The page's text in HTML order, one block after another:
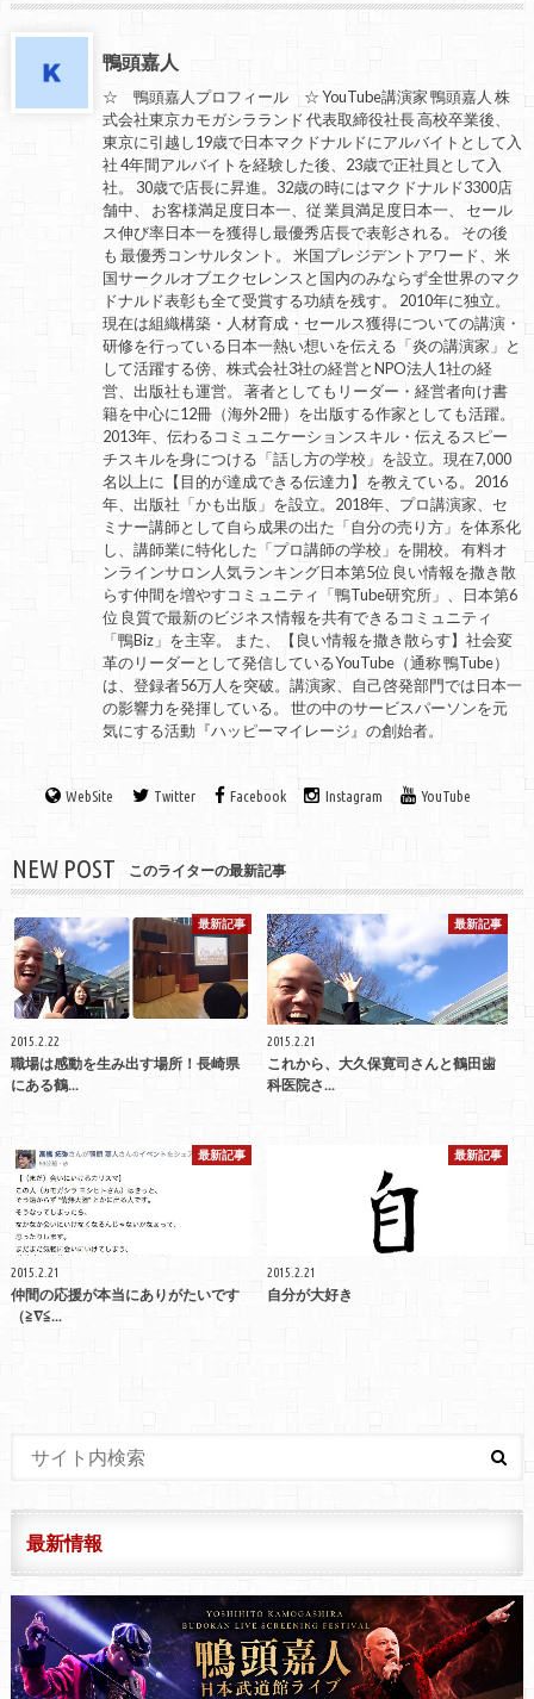
鴨頭嘉人
☆ 鴨頭嘉人プロフィール ☆ YouTube講演家 鴨頭嘉人 株
式会社東京カモガシラランド 代表取締役社長 高校卒業後、
東京に引越し19歳で日本マクドナルドにアルバイトとして入
社 4年間アルバイトを経験した後、23歳で正社員として入
社。 30歳で店長に昇進。32歳の時にはマクドナルド3300店
舗中、 お客様満足度日本一、従 業員満足度日本一、 セール
ス伸び率日本一を獲得し最優秀店長で表彰される。 その後
も 最優秀コンサルタント。 米国プレジデントアワード、米
国サークルオブエクセレンスと国内のみならず全世界のマク
ドナルド表彰も全て受賞する功績を残す。 2010年に独立。
現在は組織構築・人材育成・セールス獲得についての講演・
研修を行っている日本一熱い想いを伝える「炎の講演家」と
して活躍する傍、株式会社3社の経営とNPO法人1社の経
営、出版社も運営。 著者としてもリーダー・経営者向け書
籍を中心に12冊（海外2冊）を出版する作家としても活躍。
2013年、伝わるコミュニケーションスキル・伝えるスピー
チスキルを身につける「話し方の学校」を設立。現在7,000
名以上に【目的が達成できる伝達力】を教えている。2016
年、出版社「かも出版」を設立。2018年、プロ講演家、セ
ミナー講師として自ら成果の出た「自分の売り方」を体系化
し、講師業に特化した「プロ講師の学校」を開校。 有料オ
ンラインサロン人気ランキング日本第5位 良い情報を撒き散
らす仲間を増やすコミュニティ「鴨Tube研究所」、日本第6
位 良質で最新のビジネス情報を共有できるコミュニティ
「鴨Biz」を主宰。 また、【良い情報を撒き散らす】社会変
革のリーダーとして発信しているYouTube（通称 鴨Tube）
は、登録者56万人を突破。講演家、自己啓発部門では日本一
の影響力を発揮している。 世の中のサービスパーソンを元
気にする活動『ハッピーマイレージ』の創始者。
WebSite Twitter Facebook Instagram YouTube
NEW POST このライターの最新記事
最新記事
2015.2.22
職場は感動を生み出す場所！長崎県
にある鶴...
最新記事
2015.2.21
これから、大久保寛司さんと鶴田歯
科医院さ...
最新記事
2015.2.21
仲間の応援が本当にありがたいです
（≧∇≦...
最新記事
2015.2.21
自分が大好き
最新情報